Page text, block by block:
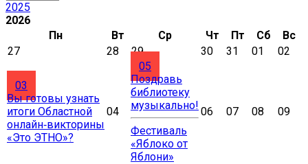
2025
2026
Пн
Вт Ср Чт Пт Сб
Вс
27
28 29 30 31 01 02
03
Вы готовы узнать
итоги Областной
онлайн‑викторины
«Это ЭТНО»?
04
05
Поздравь
библиотеку
музыкально!
Фестиваль
«Яблоко от
Яблони»
06 07 08 09